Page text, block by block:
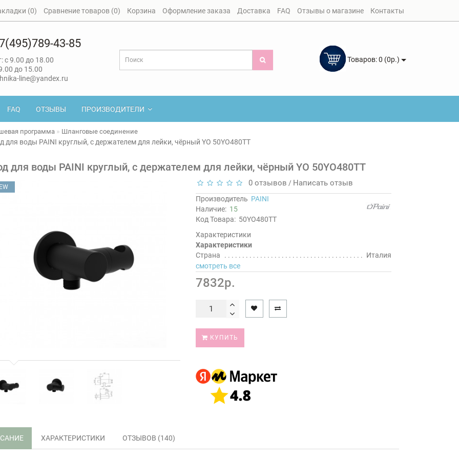
(0) Сравнение товаров (0) Корзина Оформление заказа Доставка FAQ Отзывы о магазине Контакты
43-85
с 9.00 до 18.00
до 15.00
line@yandex.ru
Товаров: 0 (0р.)
FAQ ОТЗЫВЫ ПРОИЗВОДИТЕЛИ
программа Шланговые соединение
для воды PAINI круглый, с держателем для лейки, чёрный YO 50YO480TT
для воды PAINI круглый, с держателем для лейки, чёрный YO 50YO480TT
0 отзывов / Написать отзыв
Производитель PAINI
Наличие: 15
Код Товара: 50YO480TT
Характеристики
Характеристики
Страна
Италия
смотреть все
7832р.
КУПИТЬ
ХАРАКТЕРИСТИКИ ОТЗЫВОВ (140)